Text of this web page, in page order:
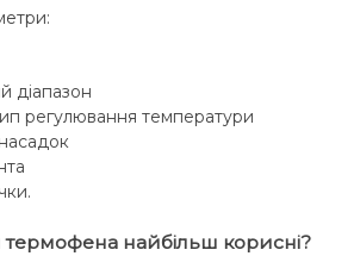
діапазон
регулювання температури
насадок
термофена найбільш корисні?